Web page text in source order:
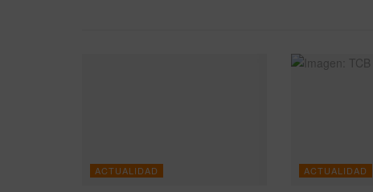
ACTUALIDAD ACTUALIDAD